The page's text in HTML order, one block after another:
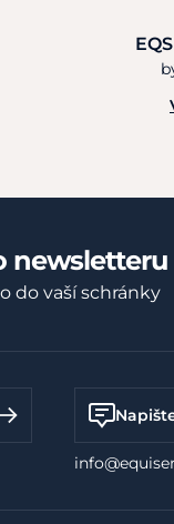
newsletteru
do vaší schránky